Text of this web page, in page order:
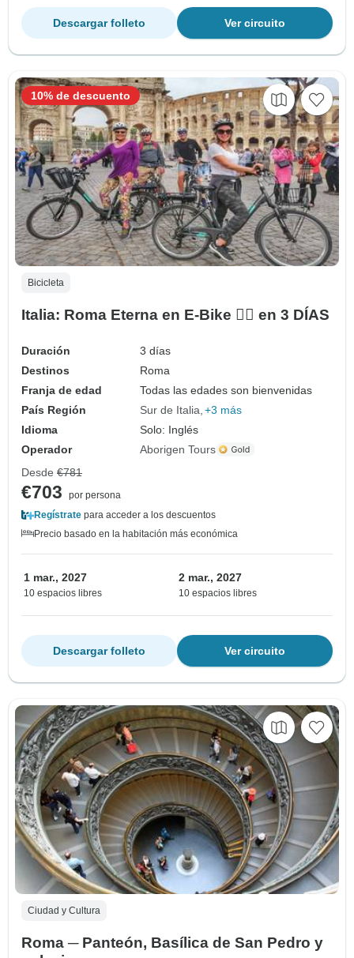
Ver circuito
Descargar folleto
Bicicleta
Italia: Roma Eterna en E-Bike 🚴‍♂️ en 3 DÍAS
Duración
3 días
Destinos
Roma
Franja de edad
Todas las edades son bienvenidas
País Región
Sur de Italia +3 más
Idioma
Solo: Inglés
Operador
Aborigen Tours
10% de descuento
Desde €781
€703
por persona
Regístrate para acceder a los descuentos
Precio basado en la habitación más económica
1 mar., 2027
10 espacios libres
2 mar., 2027
10 espacios libres
Ver circuito
Descargar folleto
Ciudad y Cultura
Roma ─ Panteón, Basílica de San Pedro y